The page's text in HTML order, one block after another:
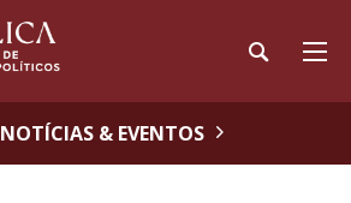
NOTÍCIAS & EVENTOS